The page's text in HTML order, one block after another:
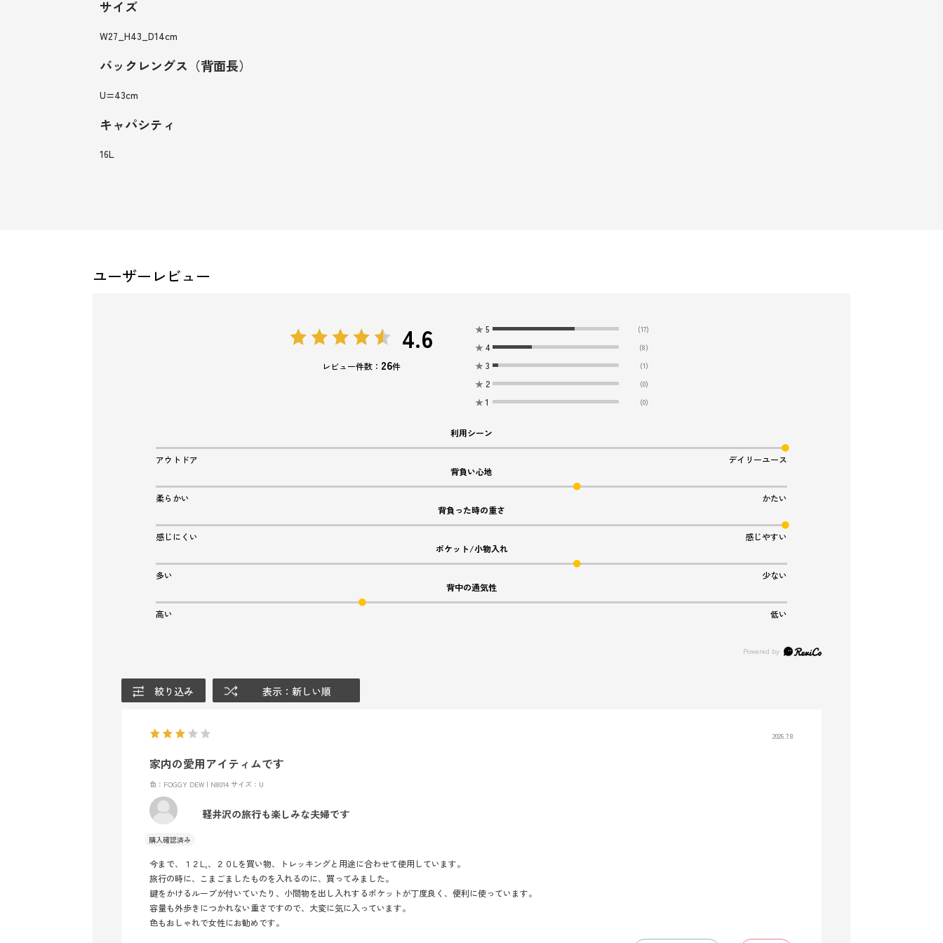
サイズ
W27_H43_D14cm
バックレングス（背面長）
U=43cm
キャパシティ
16L
ユーザーレビュー
4.6
レビュー件数： 26件
★ 5 (17)
★ 4 (8)
★ 3 (1)
★ 2 (0)
★ 1 (0)
利用シーン
アウトドア
デイリーユース
背負い心地
柔らかい
かたい
背負った時の重さ
感じにくい
感じやすい
ポケット/小物入れ
多い
少ない
背中の通気性
高い 低い
絞り込み 表示：新しい順
2026.7.8
家内の愛用アイティムです
色：FOGGY DEW | N8014 サイズ：U
軽井沢の旅行も楽しみな夫婦です
今まで、１２L,、２０Lを買い物、トレッキングと用途に合わせて使用しています。
旅行の時に、こまごましたものを入れるのに、買ってみました。
鍵をかけるループが付いていたり、小間物を出し入れするポケットが丁度良く、便利に使っています。
容量も外歩きにつかれない重さですので、大変に気に入っています。
色もおしゃれで女性にお勧めです。